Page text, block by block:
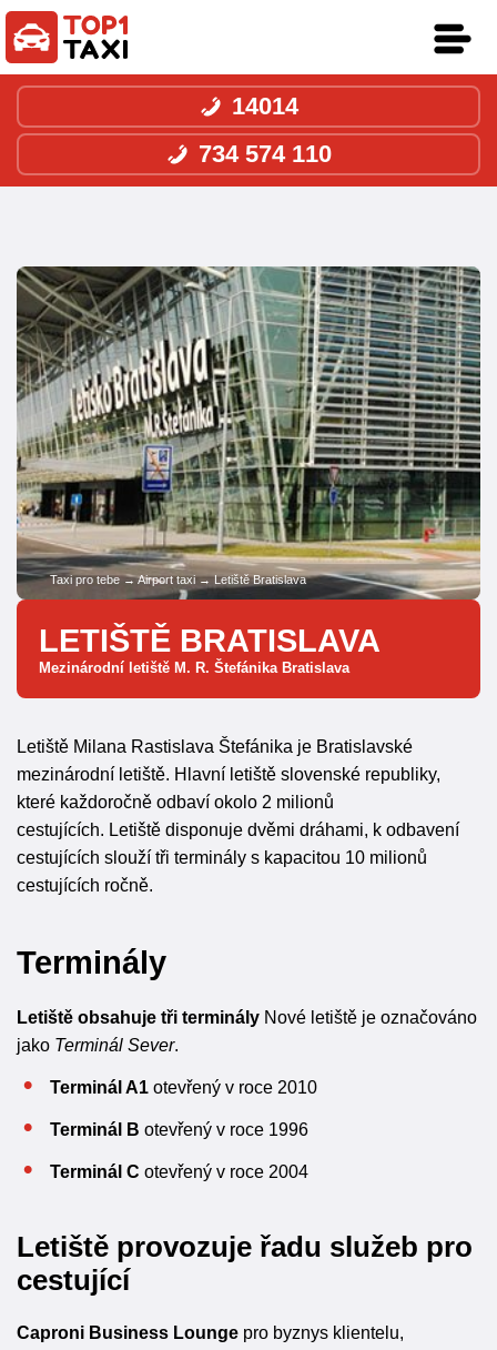
14014
734 574 110
Taxi pro tebe→Airport taxi→Letiště Bratislava
LETIŠTĚ BRATISLAVA
Mezinárodní letiště M. R. Štefánika Bratislava
Letiště Milana Rastislava Štefánika je Bratislavské
mezinárodní letiště. Hlavní letiště slovenské republiky,
které každoročně odbaví okolo 2 milionů
cestujících. Letiště disponuje dvěmi dráhami, k odbavení
cestujících slouží tři terminály s kapacitou 10 milionů
cestujících ročně.
Terminály
Letiště obsahuje tři terminály Nové letiště je označováno
jako Terminál Sever.
Terminál A1 otevřený v roce 2010
Terminál B otevřený v roce 1996
Terminál C otevřený v roce 2004
Letiště provozuje řadu služeb pro
cestující
Caproni Business Lounge pro byznys klientelu,